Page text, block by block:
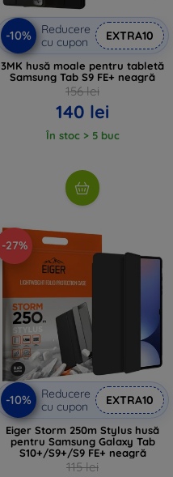
-10%
Reducere
cu cupon
EXTRA10
3MK husă moale pentru tabletă
Samsung Tab S9 FE+ neagră
156 lei
140 lei
În stoc > 5 buc
-27%
-10%
Reducere
cu cupon
EXTRA10
Eiger Storm 250m Stylus husă
pentru Samsung Galaxy Tab
S10+/S9+/S9 FE+ neagră
115 lei